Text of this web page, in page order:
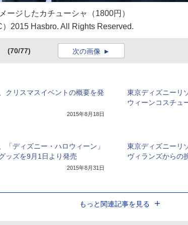
ージしたカチューシャ（1800円）
）2015 Hasbro. All Rights Reserved.
(70/77) 次の画像
クリスマスイベントの概要を発
2015年8月18日
東京ディズニーリ
ウィーンコスチュ
「ディズニー・ハロウィーン」
ッズを9月1日より発売
2015年8月31日
東京ディズニーリ
ヴィランズからの
もっと関連記事を見る